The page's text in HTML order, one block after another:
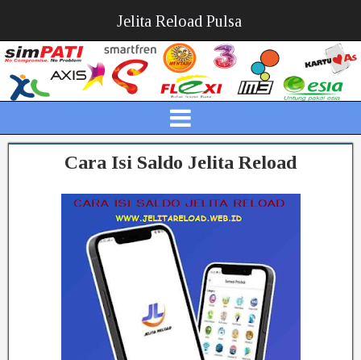
Jelita Reload Pulsa
Cara Isi Saldo Jelita Reload